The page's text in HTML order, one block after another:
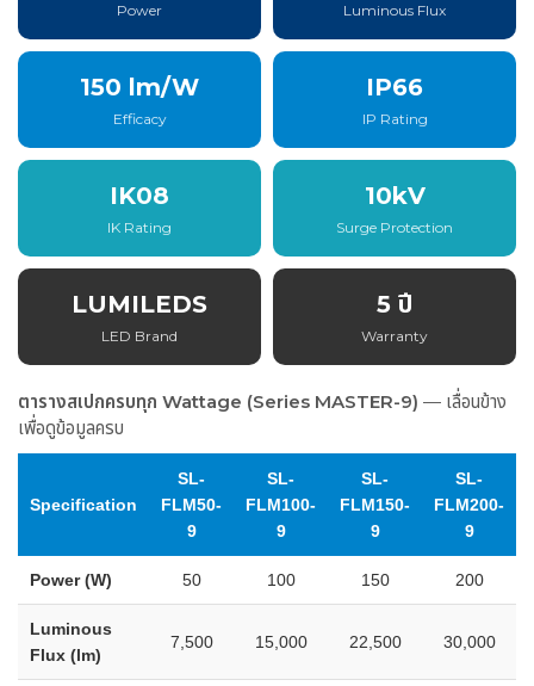
Power Luminous Flux
150 lm/W
Efficacy
IP66
IP Rating
IK08
IK Rating
10kV
Surge Protection
LUMILEDS
LED Brand
5 ปี
Warranty
ตารางสเปกครบทุก Wattage (Series MASTER-9) — เลื่อนข้าง
เพื่อดูข้อมูลครบ
Specification
SL-
FLM50-
9
SL-
FLM100-
9
SL-
FLM150-
9
SL-
FLM200-
9
Power (W) 50 100 150 200
Luminous
Flux (lm)
7,500 15,000 22,500 30,000